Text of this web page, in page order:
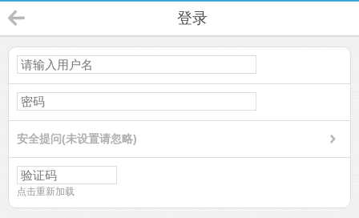
登录
安全提问(未设置请忽略)
点击重新加载